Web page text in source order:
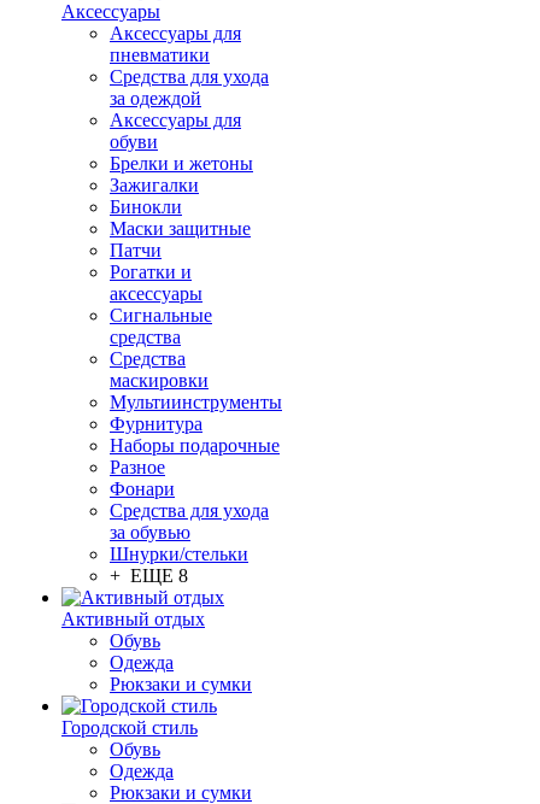
Аксессуары
Аксессуары для
пневматики
Средства для ухода
за одеждой
Аксессуары для
обуви
Брелки и жетоны
Зажигалки
Бинокли
Маски защитные
Патчи
Рогатки и
аксессуары
Сигнальные
средства
Средства
маскировки
Мультиинструменты
Фурнитура
Наборы подарочные
Разное
Фонари
Средства для ухода
за обувью
Шнурки/стельки
+ ЕЩЕ 8
Активный отдых
Обувь
Одежда
Рюкзаки и сумки
Городской стиль
Обувь
Одежда
Рюкзаки и сумки